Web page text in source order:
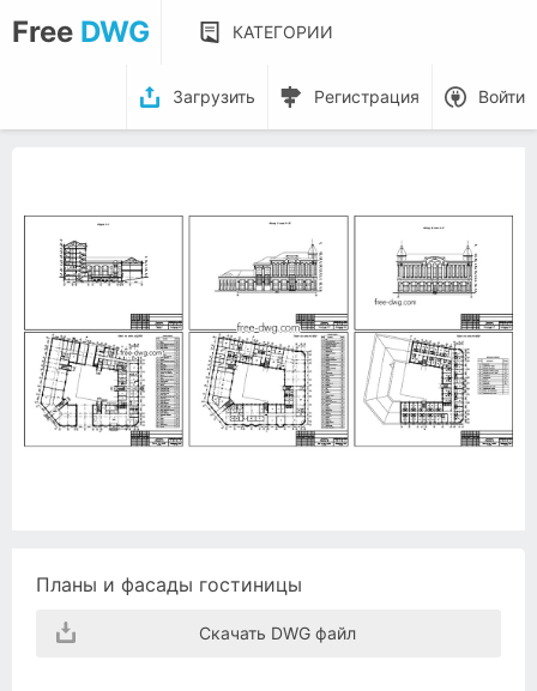
Free DWG КАТЕГОРИИ
Загрузить Регистрация Войти
Планы и фасады гостиницы
Скачать DWG файл